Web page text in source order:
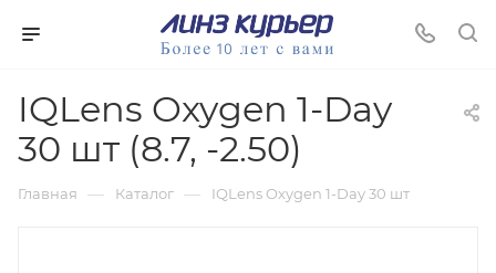
IQLens Oxygen 1-Day
30 шт (8.7, -2.50)
Главная — Каталог — IQLens Oxygen 1-Day 30 шт